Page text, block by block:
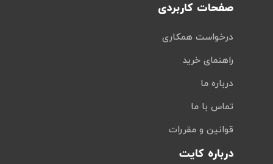
صفحات کاربردی
درخواست همکاری
راهنمای خرید
درباره ما
تماس با ما
قوانین و مقررات
درباره کایت